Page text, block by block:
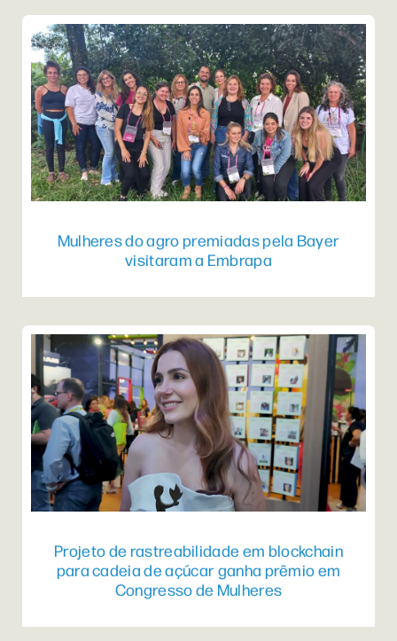
Mulheres do agro premiadas pela Bayer
visitaram a Embrapa
Projeto de rastreabilidade em blockchain
para cadeia de açúcar ganha prêmio em
Congresso de Mulheres